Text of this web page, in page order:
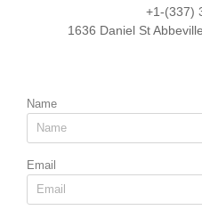
+1-(337)
1636 Daniel St
Name
Email